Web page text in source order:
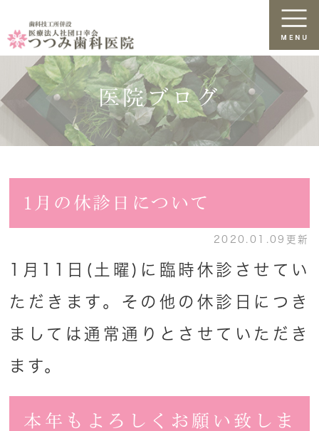
医院ブログ
1月の休診日について
2020.01.09更新
1月11日(土曜)に臨時休診させてい
ただきます。その他の休診日につき
ましては通常通りとさせていただき
ます。
本年もよろしくお願い致しま